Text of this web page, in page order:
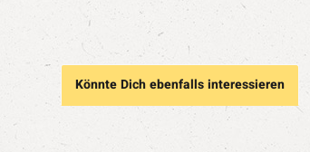
Könnte Dich ebenfalls interessieren